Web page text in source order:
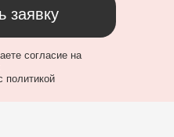
заявку
согласие на
политикой